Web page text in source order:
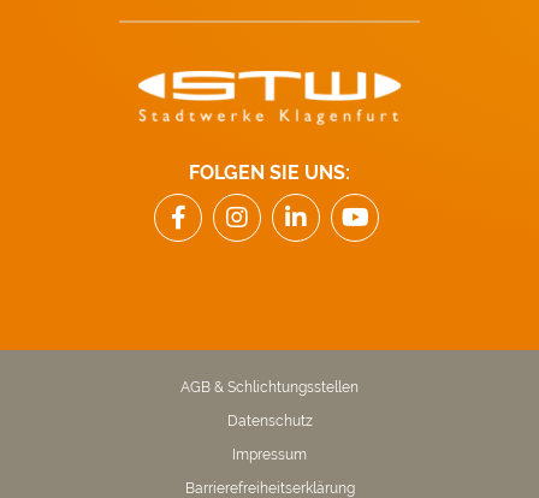
FOLGEN SIE UNS:
AGB & Schlichtungsstellen
Datenschutz
Impressum
Barrierefreiheitserklärung